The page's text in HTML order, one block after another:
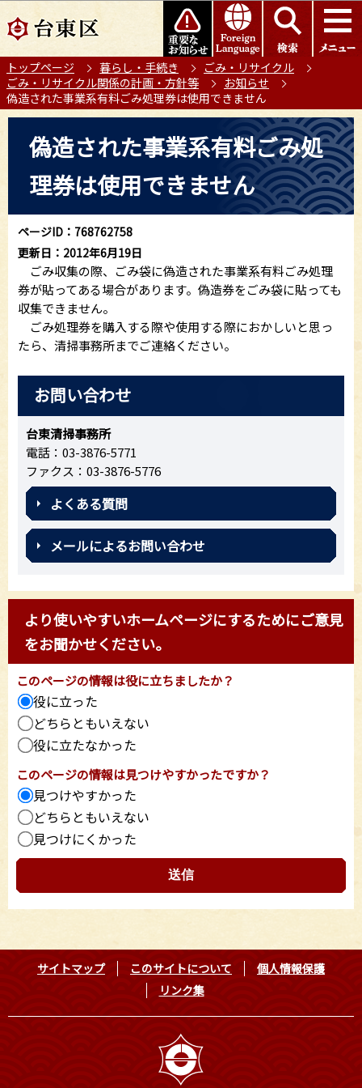
の
ー
ジ
の
このページの本文へ移動
トップページ 暮らし・手続き
ごみ・リサイクル
ごみ・リサイクル関係の計画・方針等
お知らせ
偽造された事業系有料ごみ処理券は使用できません
ら
偽造された事業系有料ごみ処
理券は使用できません
ページID：768762758
更新日：2012年6月19日
ごみ収集の際、ごみ袋に偽造された事業系有料ごみ処理
券が貼ってある場合があります。偽造券をごみ袋に貼っても
収集できません。
ごみ処理券を購入する際や使用する際におかしいと思っ
たら、清掃事務所までご連絡ください。
お問い合わせ
台東清掃事務所
電話：03-3876-5771
ファクス：03-3876-5776
よくある質問
メールによるお問い合わせ
より使いやすいホームページにするためにご意見
をお聞かせください。
このページの情報は役に立ちましたか？
役に立った
どちらともいえない
役に立たなかった
このページの情報は見つけやすかったですか？
見つけやすかった
どちらともいえない
見つけにくかった
サイトマップ このサイトについて
個人情報保護
リンク集